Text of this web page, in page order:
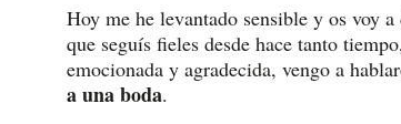
Hoy me he levantado sensible y os voy
que seguís fieles desde hace tanto
emocionada y agradecida, vengo a
a una boda.